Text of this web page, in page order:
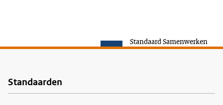
Standaard Samenwerken
Voet
Standaarden